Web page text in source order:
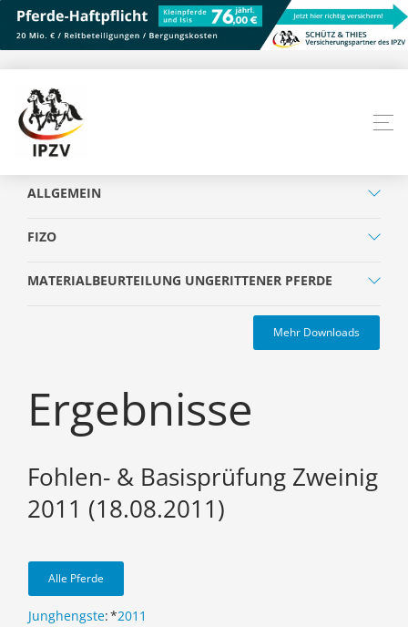
ALLGEMEIN
FIZO
MATERIALBEURTEILUNG UNGERITTENER PFERDE
Mehr Downloads
Ergebnisse
Fohlen- & Basisprüfung Zweinig
2011 (18.08.2011)
Alle Pferde
Junghengste:*2011